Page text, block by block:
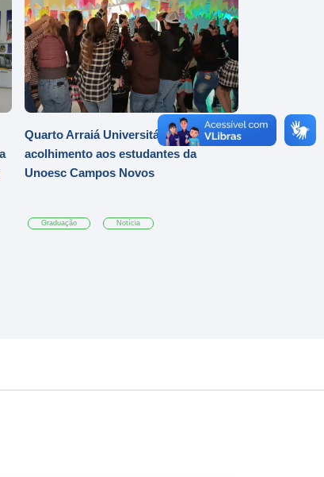
Quarto Arraiá Universitário marca
acolhimento aos estudantes da
Unoesc Campos Novos
Graduação Notícia